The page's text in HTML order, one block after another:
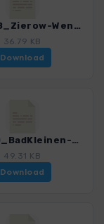
OMV_08_Zierow-Wendorf-Gaegelow.gpx
36.79 KB
Download
OMV_10_BadKleinen-Wismar_Wallensteingraben.gpx
49.31 KB
Download